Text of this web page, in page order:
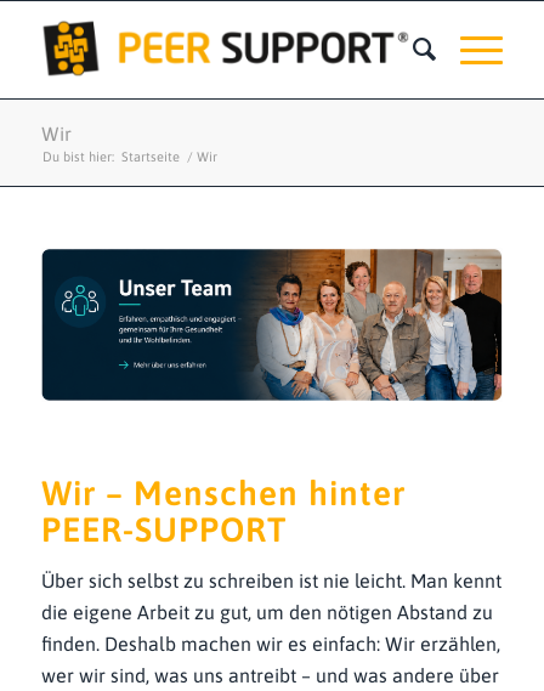
Wir
Du bist hier: Startseite / Wir
Wir – Menschen hinter
PEER-SUPPORT
Über sich selbst zu schreiben ist nie leicht. Man kennt
die eigene Arbeit zu gut, um den nötigen Abstand zu
finden. Deshalb machen wir es einfach: Wir erzählen,
wer wir sind, was uns antreibt – und was andere über